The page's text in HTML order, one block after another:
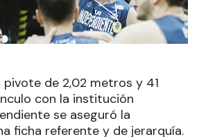
de 2,02 metros y 41
con la institución
se aseguró la
ficha referente y de jerarquía.